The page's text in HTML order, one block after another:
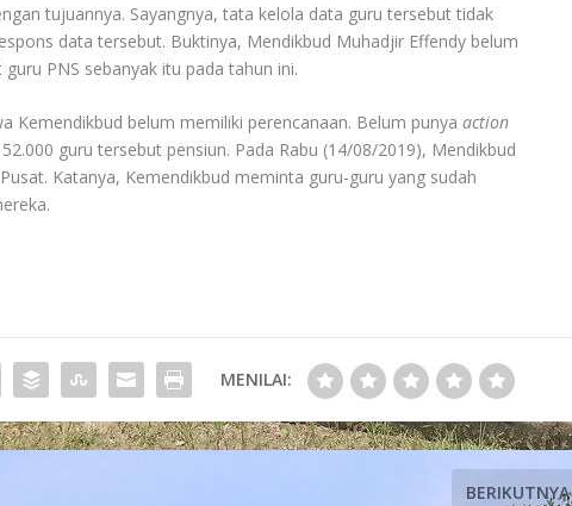
tujuannya. Sayangnya, tata kelola data guru tersebut tidak
data tersebut. Buktinya, Mendikbud Muhadjir Effendy belum
PNS sebanyak itu pada tahun ini.
Kemendikbud belum memiliki perencanaan. Belum punyaaction
guru tersebut pensiun. Pada Rabu (14/08/2019), Mendikbud
Katanya, Kemendikbud meminta guru-guru yang sudah
MENILAI:
BERIKUTNYA